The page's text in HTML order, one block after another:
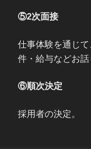
⑤2次面接
仕事体験を通じ
件・給与などお話
⑥順次決定
採用者の決定。